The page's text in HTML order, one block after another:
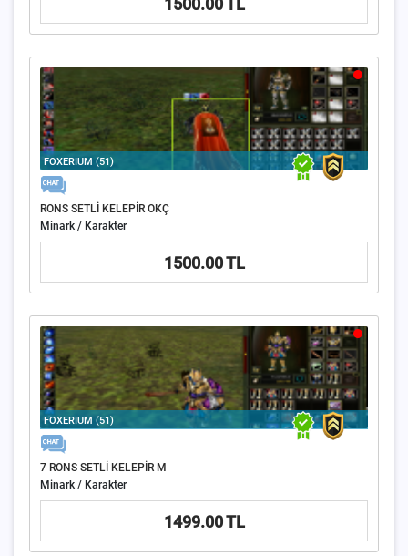
FOXERIUM (51)
RONS SETLİ KELEPİR OKÇ
Minark / Karakter
1500.00 TL
FOXERIUM (51)
7 RONS SETLİ KELEPİR M
Minark / Karakter
1499.00 TL